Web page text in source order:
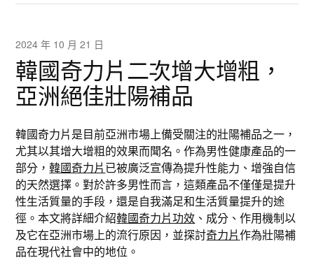
2024 年 10 月 21 日
韓國奇力片二次增大增粗，
亞洲絕佳壯陽補品
韓國奇力片是目前亞洲市場上備受關注的壯陽補品之一，
尤其以其增大增粗的效果而聞名。作為男性健康產品的一
部分，韓國奇力片已被廣泛宣傳為提升性能力、增強自信
的天然選擇。對於許多男性而言，這類產品不僅僅是提升
性生活質量的手段，還是自我滿足和生活質量提升的途
徑。本文將詳細介紹韓國奇力片功效 、成分、作用機制以
及它在亞洲市場上的流行原因，並探討奇力片作為壯陽補
品在現代社會中的地位。